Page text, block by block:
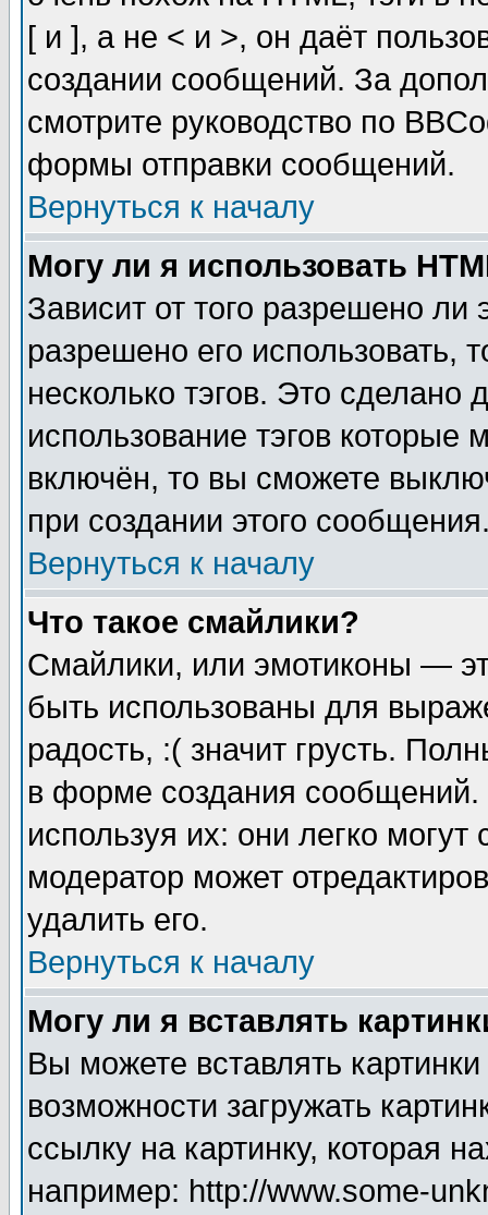
[ и ], а не < и >, он даёт
создании сообщений. За
смотрите руководство по
формы отправки сообщений.
Вернуться к началу
Могу ли я использовать
Зависит от того разрешено
разрешено его использовать,
несколько тэгов. Это сделано
использование тэгов
включён, то вы сможете
при создании этого
Вернуться к началу
Что такое смайлики?
Смайлики, или эмотиконы —
быть использованы для
радость, :( значит грусть.
в форме создания сообщений.
используя их: они легко
модератор может
удалить его.
Вернуться к началу
Могу ли я вставлять
Вы можете вставлять
возможности загружать
ссылку на картинку, которая
например: http://www.some-